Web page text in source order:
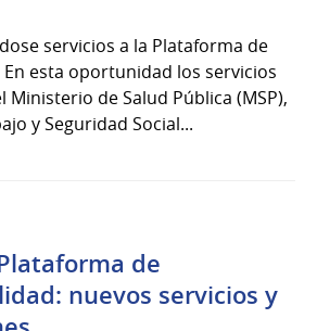
servicios a la Plataforma de
esta oportunidad los servicios
Ministerio de Salud Pública (MSP),
y Seguridad Social...
de
nuevos servicios y